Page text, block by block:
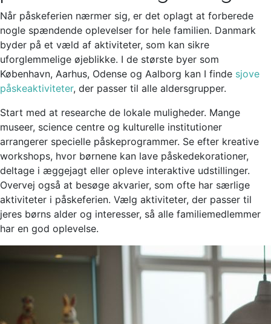
Når påskeferien nærmer sig, er det oplagt at forberede
nogle spændende oplevelser for hele familien. Danmark
byder på et væld af aktiviteter, som kan sikre
uforglemmelige øjeblikke. I de største byer som
København, Aarhus, Odense og Aalborg kan I finde sjove
påskeaktiviteter, der passer til alle aldersgrupper.
Start med at researche de lokale muligheder. Mange
museer, science centre og kulturelle institutioner
arrangerer specielle påskeprogrammer. Se efter kreative
workshops, hvor børnene kan lave påskedekorationer,
deltage i æggejagt eller opleve interaktive udstillinger.
Overvej også at besøge akvarier, som ofte har særlige
aktiviteter i påskeferien. Vælg aktiviteter, der passer til
jeres børns alder og interesser, så alle familiemedlemmer
har en god oplevelse.